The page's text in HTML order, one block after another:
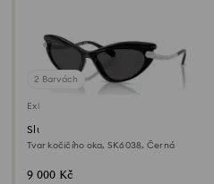
2 Barvách
Exkluzivně on-line
Sluneční brýle
Tvar kočičího oka, SK6038, Černá
9 000 Kč